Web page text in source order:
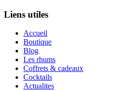
Liens utiles
Accueil
Boutique
Blog
Les rhums
Coffrets & cadeaux
Cocktails
Actualites